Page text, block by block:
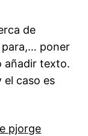
de
para,… poner
añadir texto.
el caso es
pjorge